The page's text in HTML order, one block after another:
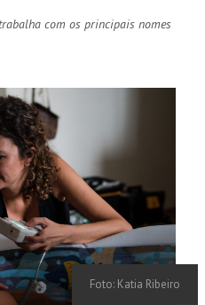
com os principais nomes
Foto: Katia Ribeiro